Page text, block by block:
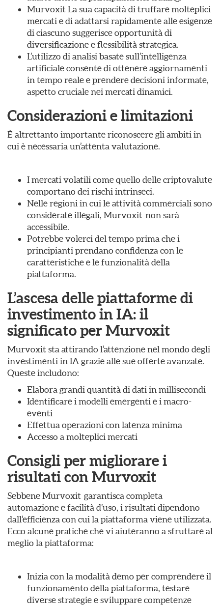
Murvoxit La sua capacità di truffare molteplici
mercati e di adattarsi rapidamente alle esigenze
di ciascuno suggerisce opportunità di
diversificazione e flessibilità strategica.
L’utilizzo di analisi basate sull’intelligenza
artificiale consente di ottenere aggiornamenti
in tempo reale e prendere decisioni informate,
aspetto cruciale nei mercati dinamici.
Considerazioni e limitazioni
È altrettanto importante riconoscere gli ambiti in
cui è necessaria un’attenta valutazione.
I mercati volatili come quello delle criptovalute
comportano dei rischi intrinseci.
Nelle regioni in cui le attività commerciali sono
considerate illegali, Murvoxit non sarà
accessibile.
Potrebbe volerci del tempo prima che i
principianti prendano confidenza con le
caratteristiche e le funzionalità della
piattaforma.
L’ascesa delle piattaforme di
investimento in IA: il
significato per Murvoxit
Murvoxit sta attirando l’attenzione nel mondo degli
investimenti in IA grazie alle sue offerte avanzate.
Queste includono:
Elabora grandi quantità di dati in millisecondi
Identificare i modelli emergenti e i macro-
eventi
Effettua operazioni con latenza minima
Accesso a molteplici mercati
Consigli per migliorare i
risultati con Murvoxit
Sebbene Murvoxit garantisca completa
automazione e facilità d’uso, i risultati dipendono
dall’efficienza con cui la piattaforma viene utilizzata.
Ecco alcune pratiche che vi aiuteranno a sfruttare al
meglio la piattaforma:
Inizia con la modalità demo per comprendere il
funzionamento della piattaforma, testare
diverse strategie e sviluppare competenze